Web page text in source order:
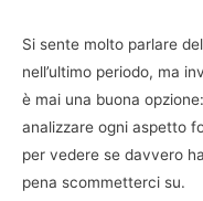
Si sente molto parlare
nell’ultimo periodo, ma
è mai una buona
analizzare ogni aspetto
per vedere se davvero
pena scommetterci su.